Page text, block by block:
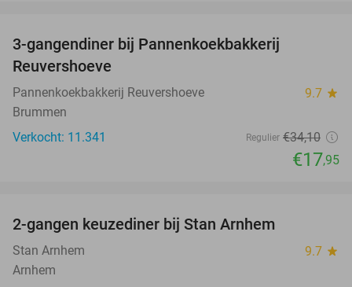
3-gangendiner bij Pannenkoekbakkerij
Reuvershoeve
Pannenkoekbakkerij Reuvershoeve 9.7 star
Brummen
Verkocht: 11.341
Regulier €34,10
€17,95
2-gangen keuzediner bij Stan Arnhem
Stan Arnhem 9.7 star
Arnhem